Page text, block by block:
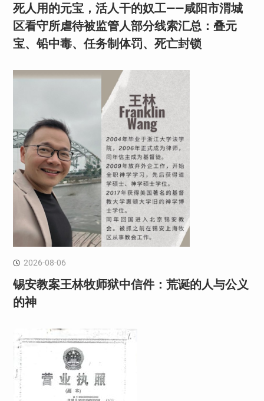
死人用的元宝，活人干的奴工——咸阳市渭城
区看守所虐待被监管人部分线索汇总：叠元
宝、铅中毒、任务制体罚、死亡封锁
2026-08-06
锡安教案王林牧师狱中信件：荒诞的人与公义
的神